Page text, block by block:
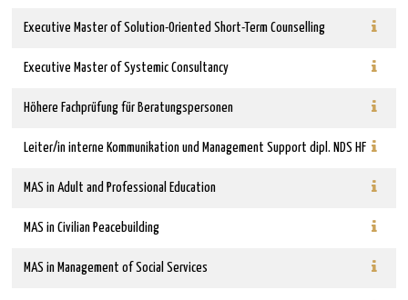
Executive Master of Solution-Oriented Short-Term Counselling
Executive Master of Systemic Consultancy
Höhere Fachprüfung für Beratungspersonen
Leiter/in interne Kommunikation und Management Support dipl. NDS HF
MAS in Adult and Professional Education
MAS in Civilian Peacebuilding
MAS in Management of Social Services